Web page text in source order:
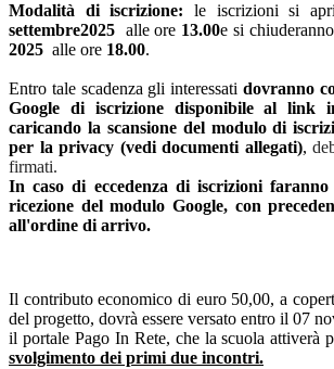
Modalità di iscrizione: le iscrizioni si
settembre2025 alle ore 13.00e si
2025 alle ore 18.00.
Entro tale scadenza gli interessati dovranno
Google di iscrizione disponibile al link
caricando la scansione del modulo di
per la privacy (vedi documenti allegati),
firmati.
In caso di eccedenza di iscrizioni
ricezione del modulo Google, con
all'ordine di arrivo.
Il contributo economico di euro 50,00, a
del progetto, dovrà essere versato entro il 07
il portale Pago In Rete, che la scuola attiverà
svolgimento dei primi due incontri.